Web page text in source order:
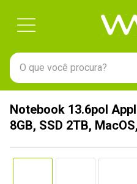
O que você procura?
Notebook 13.6pol
8GB, SSD 2TB,
1º
3º